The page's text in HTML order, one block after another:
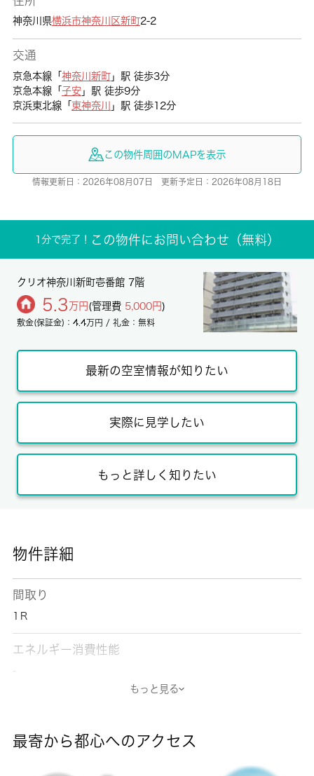
神奈川県横浜市神奈川区新町2-2
交通
京急本線「 神奈川新町」駅 徒歩3分
京急本線「 子安」駅 徒歩9分
京浜東北線「 東神奈川 」駅 徒歩12分
この物件周囲のMAPを表示
情報更新日：2026年08月07日 更新予定日：2026年08月18日
1分で完了！ この物件にお問い合わせ（無料）
クリオ神奈川新町壱番館 7階
5.3 万円 (管理費 5,000円)
敷金(保証金)：4.4万円 / 礼金：無料
最新の空室情報が知りたい
実際に見学したい
もっと詳しく知りたい
物件詳細
間取り
1Ｒ
エネルギー消費性能
-
もっと見る
最寄から都心へのアクセス